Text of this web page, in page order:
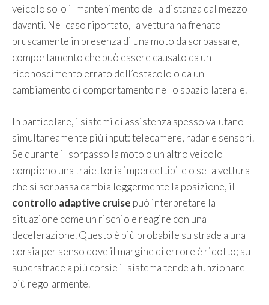
veicolo solo il mantenimento della distanza dal mezzo
davanti. Nel caso riportato, la vettura ha frenato
bruscamente in presenza di una moto da sorpassare,
comportamento che può essere causato da un
riconoscimento errato dell’ostacolo o da un
cambiamento di comportamento nello spazio laterale.
In particolare, i sistemi di assistenza spesso valutano
simultaneamente più input: telecamere, radar e sensori.
Se durante il sorpasso la moto o un altro veicolo
compiono una traiettoria impercettibile o se la vettura
che si sorpassa cambia leggermente la posizione, il
controllo adaptive cruise può interpretare la
situazione come un rischio e reagire con una
decelerazione. Questo è più probabile su strade a una
corsia per senso dove il margine di errore è ridotto; su
superstrade a più corsie il sistema tende a funzionare
più regolarmente.